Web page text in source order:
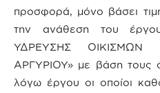
προσφορά, μόνο βάσει
την ανάθεση του
ΥΔΡΕΥΣΗΣ ΟΙΚΙΣΜΩΝ
ΑΡΓΥΡΙΟΥ» με βάση τους
λόγω έργου οι οποίοι